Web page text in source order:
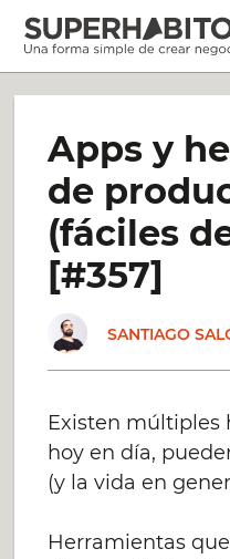
Saltar
contenido
Apps y
de
(fáciles
[#357]
SANTIAGO
Existen múltiples
hoy en día,
(y la vida en
Herramientas